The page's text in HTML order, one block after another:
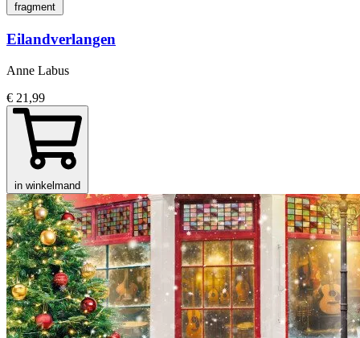
fragment
Eilandverlangen
Anne Labus
€ 21,99
in winkelmand